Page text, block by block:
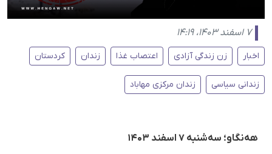
۷ اسفند ۱۴۰۳، ۱۴:۱۹
اخبار زن زندگی آزادی اعتصاب غذا زندان کردستان
زندانی سیاسی زندان مرکزی مهاباد
هه‌نگاو؛ سه‌شنبه ۷ اسفند ۱۴۰۳